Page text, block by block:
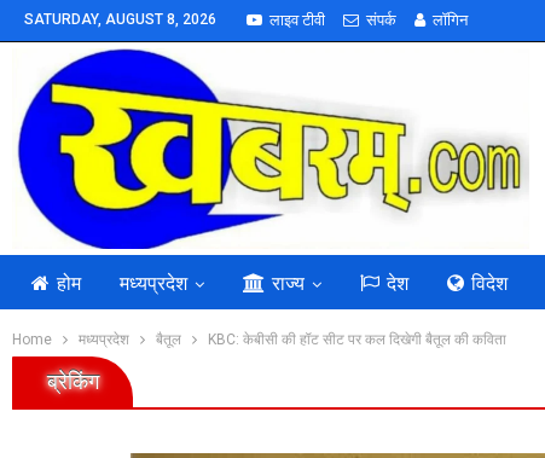
SATURDAY, AUGUST 8, 2026 लाइव टीवी संपर्क लॉगिन
होम मध्यप्रदेश राज्य देश विदेश
Home मध्यप्रदेश बैतूल KBC: केबीसी की हॉट सीट पर कल दिखेगी बैतूल की कविता
ब्रेकिंग